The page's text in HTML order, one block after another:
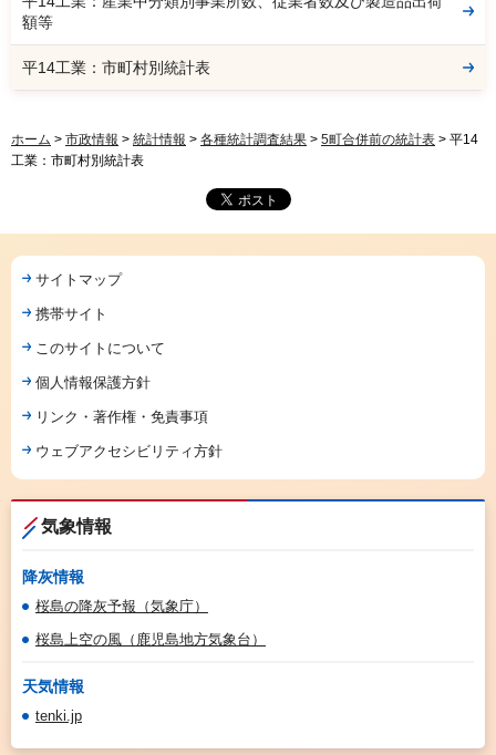
額等
平14工業：市町村別統計表
ホーム > 市政情報 > 統計情報 > 各種統計調査結果 > 5町合併前の統計表 > 平14
工業：市町村別統計表
サイトマップ
携帯サイト
このサイトについて
個人情報保護方針
リンク・著作権・免責事項
ウェブアクセシビリティ方針
気象情報
降灰情報
桜島の降灰予報（気象庁）
桜島上空の風（鹿児島地方気象台）
天気情報
tenki.jp